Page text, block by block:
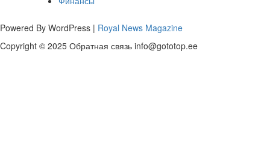
Powered By WordPress | Royal News Magazine
Copyright © 2025 Обратная связь info@gototop.ee